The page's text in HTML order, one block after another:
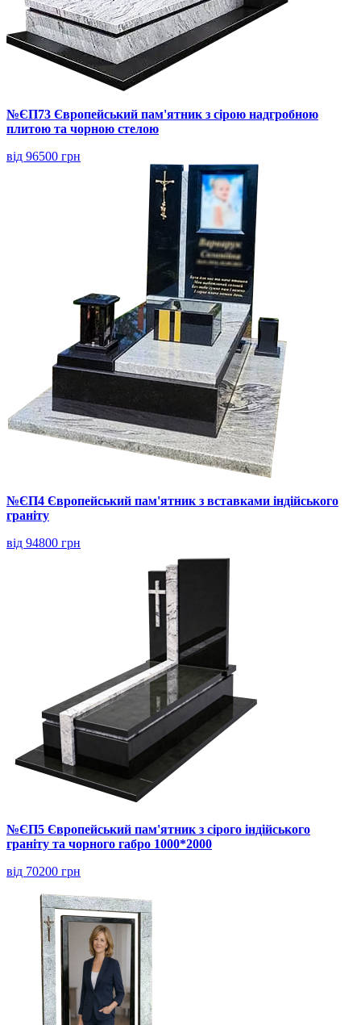
№ЄП73 Європейський пам'ятник з сірою надгробною
плитою та чорною стелою
від 96500 грн
№ЄП4 Європейський пам'ятник з вставками індійського
граніту
від 94800 грн
№ЄП5 Європейський пам'ятник з сірого індійського
граніту та чорного габро 1000*2000
від 70200 грн